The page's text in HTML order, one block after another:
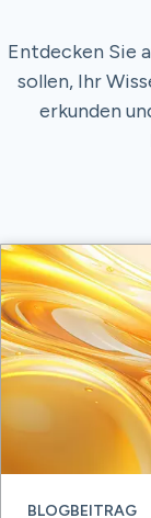
Entdecken Sie
sollen, Ihr
erkunden
BLOGBEITRAG